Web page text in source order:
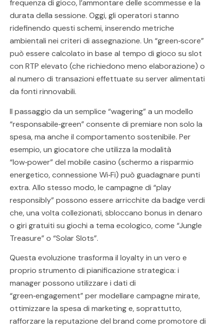
frequenza di gioco, l’ammontare delle scommesse e la
durata della sessione. Oggi, gli operatori stanno
ridefinendo questi schemi, inserendo metriche
ambientali nei criteri di assegnazione. Un “green‑score”
può essere calcolato in base al tempo di gioco su slot
con RTP elevato (che richiedono meno elaborazione) o
al numero di transazioni effettuate su server alimentati
da fonti rinnovabili.
Il passaggio da un semplice “wagering” a un modello
“responsabile‑green” consente di premiare non solo la
spesa, ma anche il comportamento sostenibile. Per
esempio, un giocatore che utilizza la modalità
“low‑power” del mobile casino (schermo a risparmio
energetico, connessione Wi‑Fi) può guadagnare punti
extra. Allo stesso modo, le campagne di “play
responsibly” possono essere arricchite da badge verdi
che, una volta collezionati, sbloccano bonus in denaro
o giri gratuiti su giochi a tema ecologico, come “Jungle
Treasure” o “Solar Slots”.
Questa evoluzione trasforma il loyalty in un vero e
proprio strumento di pianificazione strategica: i
manager possono utilizzare i dati di
“green‑engagement” per modellare campagne mirate,
ottimizzare la spesa di marketing e, soprattutto,
rafforzare la reputazione del brand come promotore di